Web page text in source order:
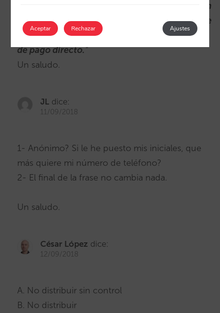
sin
el suficiente control, de tarifas descontadas, de
mayorista, netas, o simplemente que no sean
de pago directo.“
Un saludo.
JL dice:
11/09/2018
1- Anónimo? Si le he puesto mis iniciales, que
más quiere mi número de teléfono?
2- El final de la frase no cambia nada.
Un saludo.
César López dice:
12/09/2018
A. No distribuir sin control
B. No distribuir
Aceptar Ajustes
Rechazar